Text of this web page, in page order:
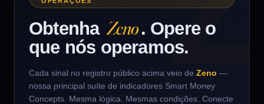
Obtenha Zeno. Opere o
que nós operamos.
Cada sinal no registro público acima veio de Zeno —
nossa principal suíte de indicadores Smart Money
Concepts. Mesma lógica. Mesmas condições. Conecte